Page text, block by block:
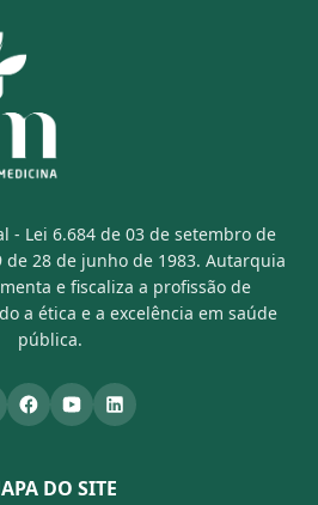
- Lei 6.684 de 03 de setembro de
de 28 de junho de 1983. Autarquia
e fiscaliza a profissão de
a ética e a excelência em saúde
pública.
DO SITE